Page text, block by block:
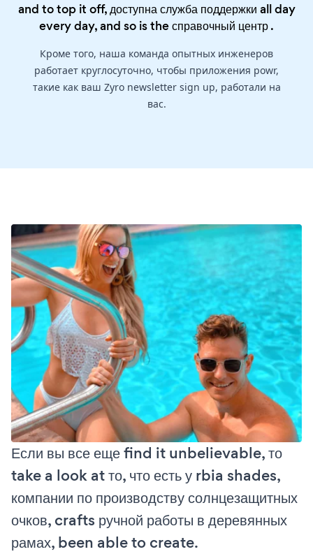
and to top it off, доступна служба поддержки all day
every day, and so is theсправочный центр.
Кроме того, наша команда опытных инженеров
работает круглосуточно, чтобы приложения powr,
такие как ваш Zyro newsletter sign up, работали на
вас.
Если вы все еще find it unbelievable, то
take a look at то, что есть у rbia shades,
компании по производству солнцезащитных
очков, crafts ручной работы в деревянных
рамах, been able to create.